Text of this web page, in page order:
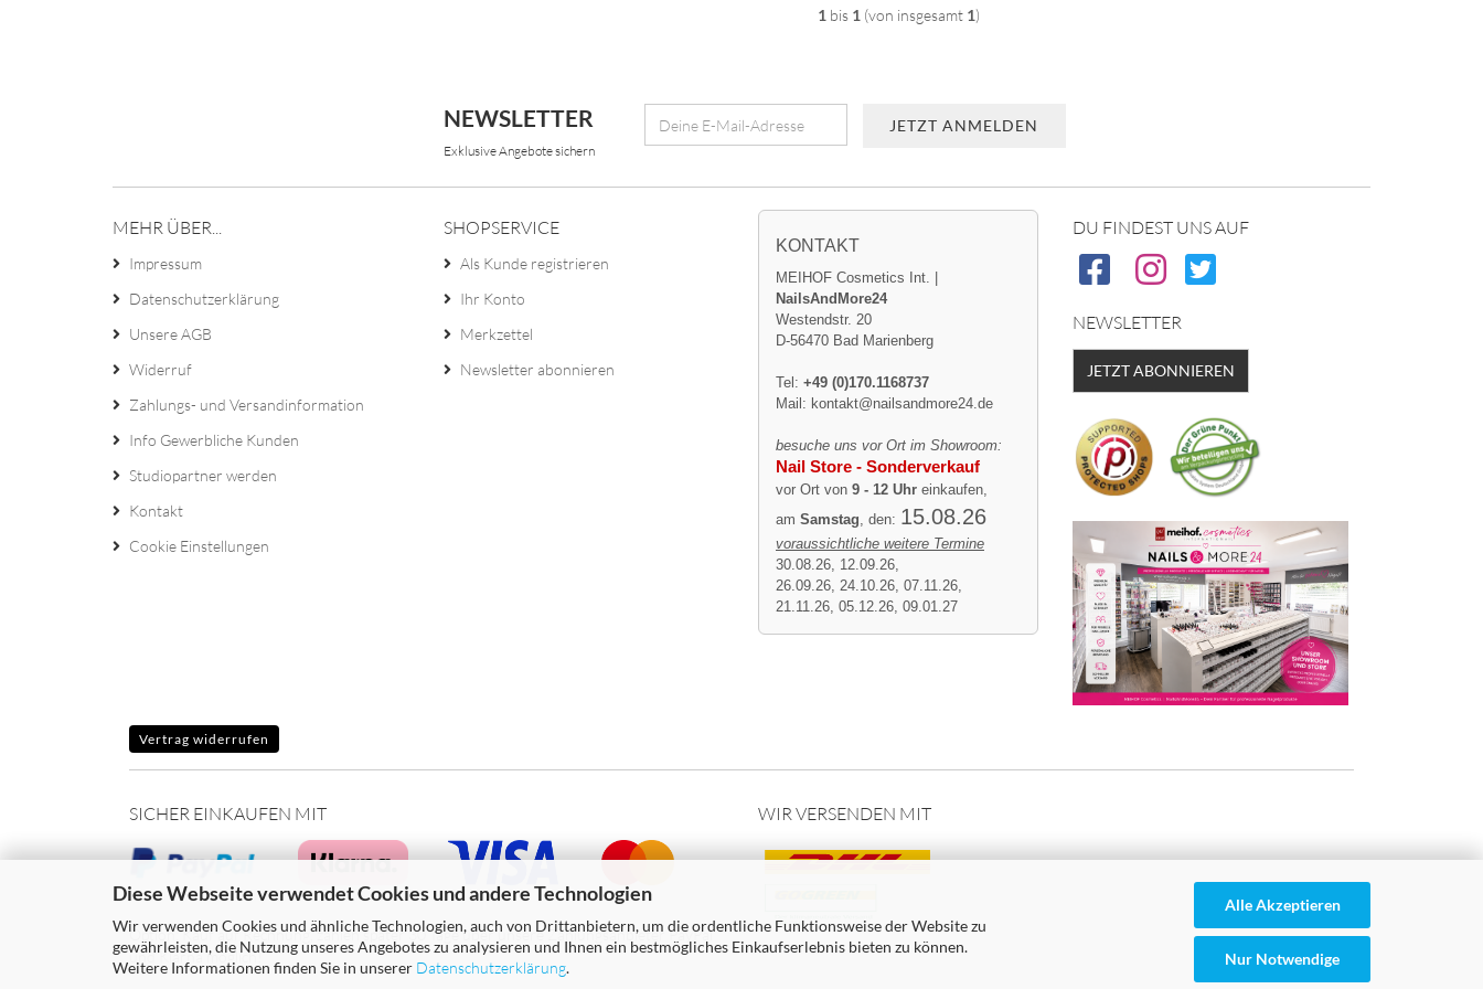
Diese Webseite verwendet Cookies und andere Technologien
Wir verwenden Cookies und ähnliche Technologien, auch von Drittanbietern, um die ordentliche Funktionsweise der Website zu
gewährleisten, die Nutzung unseres Angebotes zu analysieren und Ihnen ein bestmögliches Einkaufserlebnis bieten zu können.
Weitere Informationen finden Sie in unserer Datenschutzerklärung.
Alle Akzeptieren
Nur Notwendige
1 bis 1 (von insgesamt 1)
NEWSLETTER
Exklusive Angebote sichern
MEHR ÜBER...
Impressum
Datenschutzerklärung
Unsere AGB
Widerruf
Zahlungs- und Versandinformation
Info Gewerbliche Kunden
Studiopartner werden
Kontakt
Cookie Einstellungen
SHOPSERVICE
Als Kunde registrieren
Ihr Konto
Merkzettel
Newsletter abonnieren
KONTAKT
MEIHOF Cosmetics Int. |
NailsAndMore24
Westendstr. 20
D-56470 Bad Marienberg
Tel: +49 (0)170.1168737
Mail: kontakt@nailsandmore24.de
besuche uns vor Ort im Showroom:
Nail Store - Sonderverkauf
vor Ort von 9 - 12 Uhr einkaufen,
am Samstag, den: 15.08.26
voraussichtliche weitere Termine
30.08.26, 12.09.26,
26.09.26, 24.10.26, 07.11.26,
21.11.26, 05.12.26, 09.01.27
DU FINDEST UNS AUF
NEWSLETTER
JETZT ABONNIEREN
Vertrag widerrufen
SICHER EINKAUFEN MIT
Option: Kauf auf Rechnung, zahlen später 30 Tage über unsere Zahlungsanbieter PayPal
und Klarna möglich!
WIR VERSENDEN MIT